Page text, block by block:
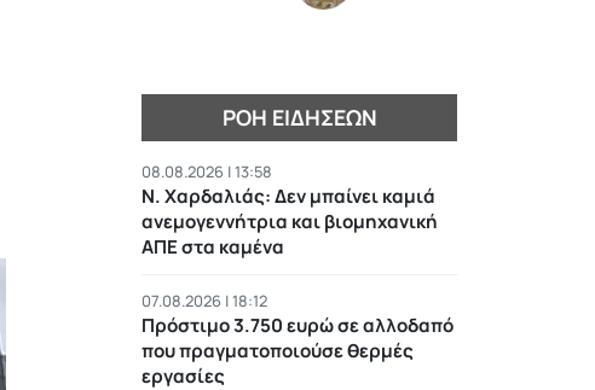
ΡΟΉ ΕΙΔΉΣΕΩΝ
08.08.2026 | 13:58
Ν. Χαρδαλιάς: Δεν μπαίνει καμιά
ανεμογεννήτρια και βιομηχανική
ΑΠΕ στα καμένα
07.08.2026 | 18:12
Πρόστιμο 3.750 ευρώ σε αλλοδαπό
που πραγματοποιούσε θερμές
εργασίες